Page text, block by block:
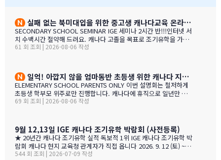
리의 학교들로 즐겁게 맞이할 수 있었습니다. IGE 직원분들과 함
께 협력하여 일하는 과정을 통해 우리는 한국 사…
박람회에 참가한 모든 교육청들에게도 이와 같은 좋은 일이 있기를
바랍니다. 과거에 박람회 때마다 통역관을 배치해 주신 것에 대해 감
사 드립니다. 특히 이번 주말 동안 세 명의 훌륭한 통역관과 일할 수
있게 기회를 주셔서 고맙습니다. 세 분 모두 노스밴쿠버에 대해 자세
히 알고 있었으며, 미국이나 캐나다에서 직접 겪은 해외경험들을 나
실패 없는 북미대입을 위한 중고생 캐나다교육 온라인 ZOOM 설명회 8월 27일(목)
SECONDARY SCHOOL SEMINAR IGE 세미나 2시간 반!!!인터넷 서
치 수백시간 절약해 드려요. 캐나다 고졸을 목표로 조기유학을 가지
는 않죠. 어떤 경우에도 중요한 것은 대학!!! 20년간 캐나다 조기유학
도 참가 가능합니다. 한국과 캐나다 부모님들의 궁금증과 고민을 같
이 공유할 수 있습니다. …
61 회 조회 | 2026-08-06 작성
일억! 아깝지 않을 엄마동반 초등생 위한 캐나다 지역,학교 선택 설명회 8월25(화)
ELEMENTARY SCHOOL PARENTS ONLY 이번 설명회는 철저하게
초등생 학부모 위주로만 진행합니다. 캐나다에 휴직으로 일년만 가
야 하는 가족, 초등생 영어교육 · 북미체험 · 가족 휴식을 위해 캐나
~ 9시 …
69 회 조회 | 2026-08-06 작성
9월 12,13일 IGE 캐나다 조기유학 박람회 (사전등록)
★ 20년간 캐나다 조기유학 실적 독보적 1위 IGE 캐나다 조기유학 박
람회 캐나다 현지 교육청 관계자가 직접 옵니다 2026. 9. 12 (토) ~ 9.
13 (일) 오전 11시 ~ 오후 5시 · 사전등록 필수 일시 2026년 9월 12
544 회 조회 | 2026-07-09 작성